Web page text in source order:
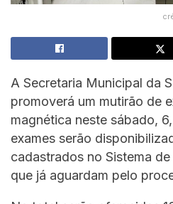
A Secretaria Municipal da
promoverá um mutirão de
magnética neste sábado,
exames serão
cadastrados no Sistema
que já aguardam pelo